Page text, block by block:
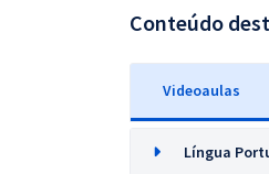
Conteúdo
Videoaulas
Língua